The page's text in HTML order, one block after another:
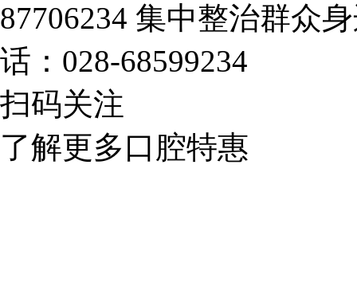
87706234 集中整治群众
话：028-68599234
扫码关注
了解更多口腔特惠